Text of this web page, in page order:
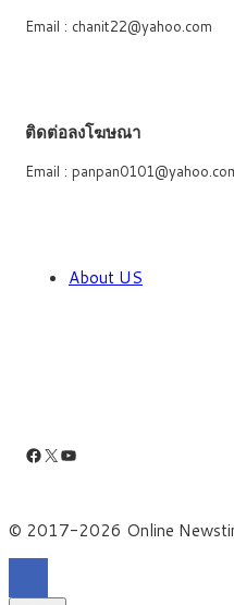
Email : chanit22@yahoo.com
ติดต่อลงโฆษณา
Email :
About US
Facebook
X YouTube
© 2017-2026 Online